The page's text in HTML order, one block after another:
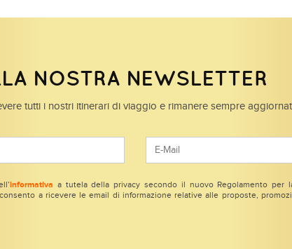
NOSTRA NEWSLETTER
tutti i nostri itinerari di viaggio e rimanere sempre
informativa a tutela della privacy secondo il nuovo Regolamento per
a ricevere le email di informazione relative alle proposte,